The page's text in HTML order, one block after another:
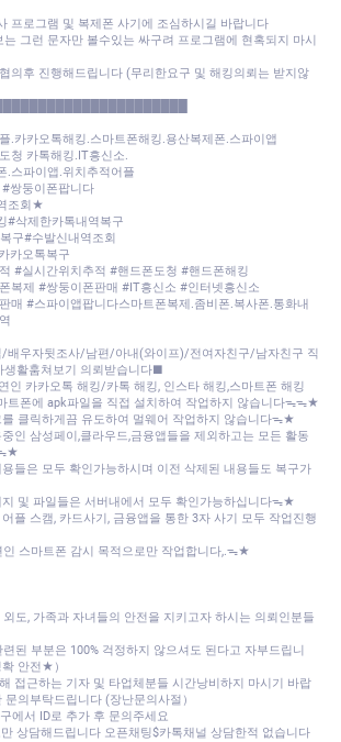
프로그램 및 복제폰 사기에 조심하시길 바랍니다
그런 문자만 볼수있는 싸구려 프로그램에 현혹되지 마시
의후 진행해드립니다 (무리한요구 및 해킹의뢰는 받지않
.카카오톡해킹.스마트폰해킹.용산복제폰.스파이앱
청 카톡해킹.IT흥신소.
.스파이앱.위치추적어플
쌍둥이폰팝니다
조회★
#삭제한카톡내역복구
구#수발신내역조회
카오톡복구
#실시간위치추적 #핸드폰도청 #핸드폰해킹
복제 #쌍둥이폰판매 #IT흥신소 #인터넷흥신소
매 #스파이앱팝니다스마트폰복제.좀비폰.복사폰.통화내
우자뒷조사/남편/아내(와이프)/전여자친구/남자친구 직
생활훔쳐보기 의뢰받습니다■
인 카카오톡 해킹/카톡 해킹, 인스타 해킹,스마트폰 해킹
트폰에 apk파일을 직접 설치하여 작업하지 않습니다ᯓᯓ★
클릭하게끔 유도하여 멀웨어 작업하지 않습니다ᯓ★
인 삼성페이,클라우드,금융앱들을 제외하고는 모든 활동
ᯓ★
들은 모두 확인가능하시며 이전 삭제된 내용들도 복구가
및 파일들은 서버내에서 모두 확인가능하십니다ᯓ★
플 스캠, 카드사기, 금융앱을 통한 3자 사기 모두 작업진행
스마트폰 감시 목적으로만 작업합니다,.ᯓ★
도, 가족과 자녀들의 안전을 지키고자 하시는 의뢰인분들
된 부분은 100% 걱정하지 않으셔도 된다고 자부드립니
안전★）
접근하는 기자 및 타업체분들 시간낭비하지 마시기 바랍
의부탁드립니다 (장난문의사절）
에서 ID로 추가 후 문의주세요
상담해드립니다 오픈채팅$카톡채널 상담한적 없습니다